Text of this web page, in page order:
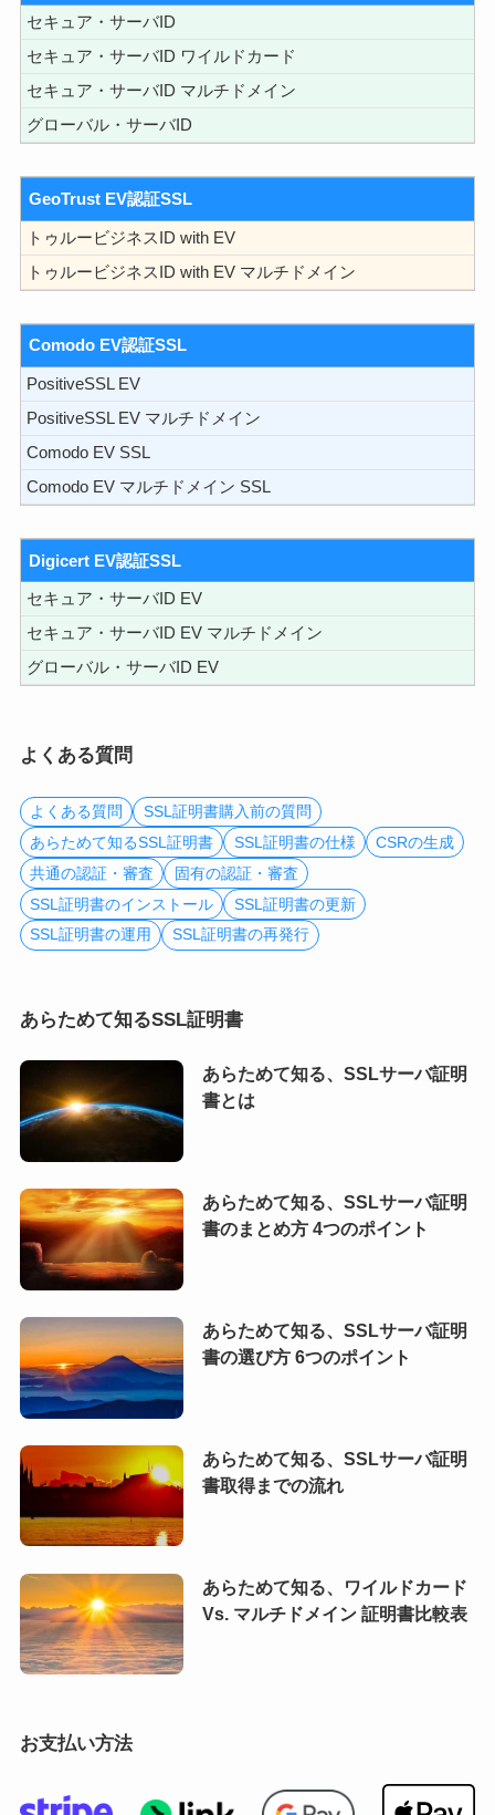
セキュア・サーバID
セキュア・サーバID ワイルドカード
セキュア・サーバID マルチドメイン
グローバル・サーバID
GeoTrust EV認証SSL
トゥルービジネスID with EV
トゥルービジネスID with EV マルチドメイン
Comodo EV認証SSL
PositiveSSL EV
PositiveSSL EV マルチドメイン
Comodo EV SSL
Comodo EV マルチドメイン SSL
Digicert EV認証SSL
セキュア・サーバID EV
セキュア・サーバID EV マルチドメイン
グローバル・サーバID EV
よくある質問
よくある質問
SSL証明書購入前の質問
あらためて知るSSL証明書
SSL証明書の仕様
CSRの生成
共通の認証・審査
固有の認証・審査
SSL証明書のインストール
SSL証明書の更新
SSL証明書の運用
SSL証明書の再発行
あらためて知るSSL証明書
あらためて知る、SSLサーバ証明
書とは
あらためて知る、SSLサーバ証明
書のまとめ方 4つのポイント
あらためて知る、SSLサーバ証明
書の選び方 6つのポイント
あらためて知る、SSLサーバ証明
書取得までの流れ
あらためて知る、ワイルドカード
Vs. マルチドメイン 証明書比較表
お支払い方法